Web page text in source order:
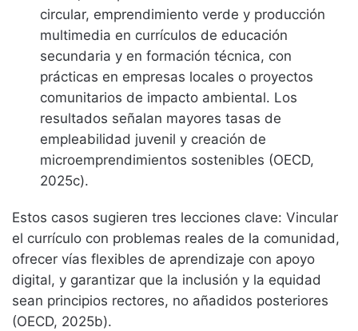
circular, emprendimiento verde y producción
multimedia en currículos de educación
secundaria y en formación técnica, con
prácticas en empresas locales o proyectos
comunitarios de impacto ambiental. Los
resultados señalan mayores tasas de
empleabilidad juvenil y creación de
microemprendimientos sostenibles (OECD,
2025c).
Estos casos sugieren tres lecciones clave: Vincular
el currículo con problemas reales de la comunidad,
ofrecer vías flexibles de aprendizaje con apoyo
digital, y garantizar que la inclusión y la equidad
sean principios rectores, no añadidos posteriores
(OECD, 2025b).